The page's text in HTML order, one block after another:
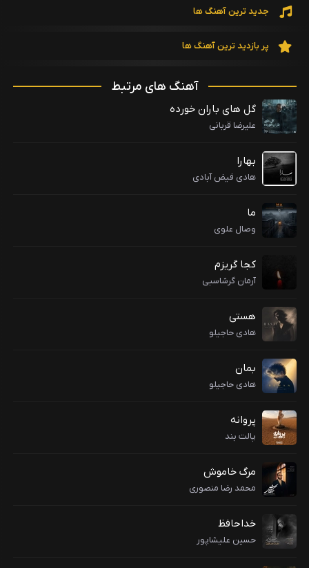
جدید ترین آهنگ ها
پر بازدید ترین آهنگ ها
آهنگ های مرتبط
گل های باران خورده
علیرضا قربانی
بهارا
هادی فیض آبادی
ما
وصال علوی
کجا گریزم
آرمان گرشاسبی
هستی
هادی حاجیلو
بمان
هادی حاجیلو
پروانه
پالت بند
مرگ خاموش
محمد رضا منصوری
خداحافظ
حسین علیشاپور